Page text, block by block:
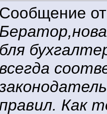
Сообщение
бля
Как